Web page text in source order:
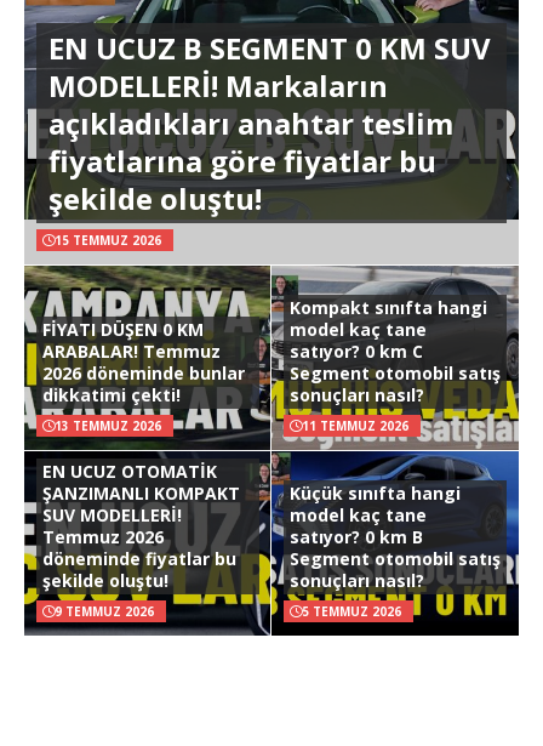
EN UCUZ B SEGMENT 0 KM SUV
MODELLERİ! Markaların
açıkladıkları anahtar teslim
fiyatlarına göre fiyatlar bu
şekilde oluştu!
15 TEMMUZ 2026
FİYATI DÜŞEN 0 KM
ARABALAR! Temmuz
2026 döneminde bunlar
dikkatimi çekti!
13 TEMMUZ 2026
Kompakt sınıfta hangi
model kaç tane
satıyor? 0 km C
Segment otomobil satış
sonuçları nasıl?
11 TEMMUZ 2026
EN UCUZ OTOMATİK
ŞANZIMANLI KOMPAKT
SUV MODELLERİ!
Temmuz 2026
döneminde fiyatlar bu
şekilde oluştu!
9 TEMMUZ 2026
Küçük sınıfta hangi
model kaç tane
satıyor? 0 km B
Segment otomobil satış
sonuçları nasıl?
5 TEMMUZ 2026